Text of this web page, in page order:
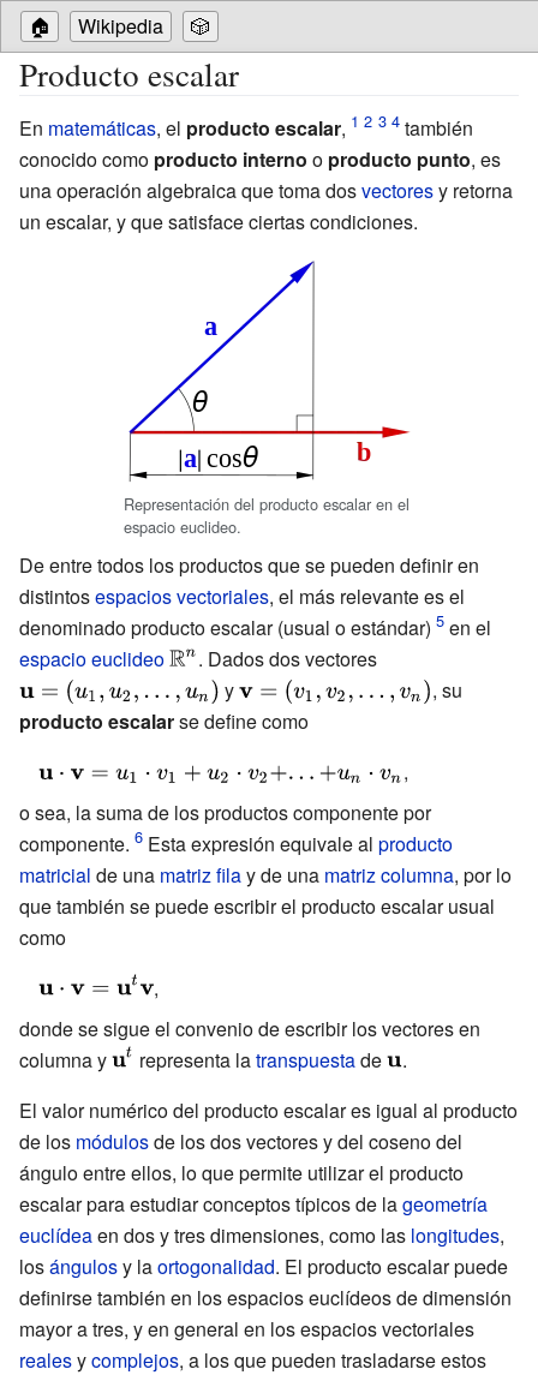
🏠 Wikipedia 🎲
Producto escalar
En matemáticas, el producto escalar,
también
conocido como producto interno o producto punto, es
una operación algebraica que toma dosvectoresy retorna
un escalar, y que satisface ciertas condiciones.
Representación del producto escalar en el
espacio euclideo.
De entre todos los productos que se pueden definir en
distintosespacios vectoriales, el más relevante es el
denominado producto escalar (usual o estándar)
en el
espacio euclideo{\displaystyle
\mathbb {R}
^{n}}
. Dados dos vectores
{u} =
y{\displaystyle
\mathbf {v} =
, su
producto escalarse define como
{\displaystyle
\mathbf {u} \cdot
\mathbf {v}
=u_{1}\cdot
v_{1}+u_{2}\cdot
,
o sea, la suma de los productos componente por
componente.
Esta expresión equivale alproducto
matricial de una matriz filay de una matriz columna, por lo
que también se puede escribir el producto escalar usual
como
{\displaystyle
\mathbf {u}
\cdot \mathbf
{v} =\mathbf
{u}
^{t}\mathbf
{v} }
,
donde se sigue el convenio de escribir los vectores en
columna y{\displaystyle
^{t}}
representa latranspuestade{\displaystyle
.
El valor numérico del producto escalar es igual al producto
de los módulosde los dos vectores y del coseno del
ángulo entre ellos, lo que permite utilizar el producto
escalar para estudiar conceptos típicos de lageometría
euclídeaen dos y tres dimensiones, como las longitudes,
losángulosy laortogonalidad. El producto escalar puede
definirse también en los espacios euclídeos de dimensión
mayor a tres, y en general en los espacios vectoriales
realesycomplejos, a los que pueden trasladarse estos